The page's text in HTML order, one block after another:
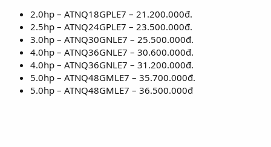
2.0hp – ATNQ18GPLE7 – 21.200.000đ.
2.5hp – ATNQ24GPLE7 – 23.500.000đ.
3.0hp – ATNQ30GNLE7 – 25.500.000đ.
4.0hp – ATNQ36GNLE7 – 30.600.000đ.
4.0hp – ATNQ36GNLE7 – 31.200.000đ.
5.0hp – ATNQ48GMLE7 – 35.700.000đ.
5.0hp – ATNQ48GMLE7 – 36.500.000đ